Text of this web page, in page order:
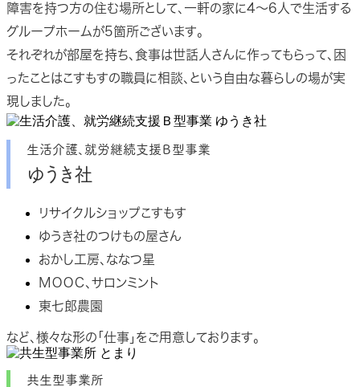
障害を持つ方の住む場所として、一軒の家に4〜6人で生活する
グループホームが5箇所ございます。
それぞれが部屋を持ち、食事は世話人さんに作ってもらって、困
ったことはこすもすの職員に相談、という自由な暮らしの場が実
現しました。
生活介護、就労継続支援Ｂ型事業
ゆうき社
リサイクルショップこすもす
ゆうき社のつけもの屋さん
おかし工房、ななつ星
ＭＯＯＣ、サロンミント
東七郎農園
など、様々な形の「仕事」をご用意しております。
共生型事業所